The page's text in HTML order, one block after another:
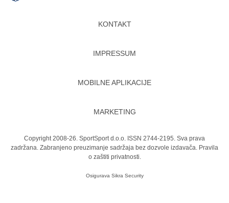
KONTAKT
IMPRESSUM
MOBILNE APLIKACIJE
MARKETING
Copyright 2008-26. SportSport d.o.o. ISSN 2744-2195. Sva prava
zadržana. Zabranjeno preuzimanje sadržaja bez dozvole izdavača. Pravila
o zaštiti privatnosti.
Osigurava Sikra Security